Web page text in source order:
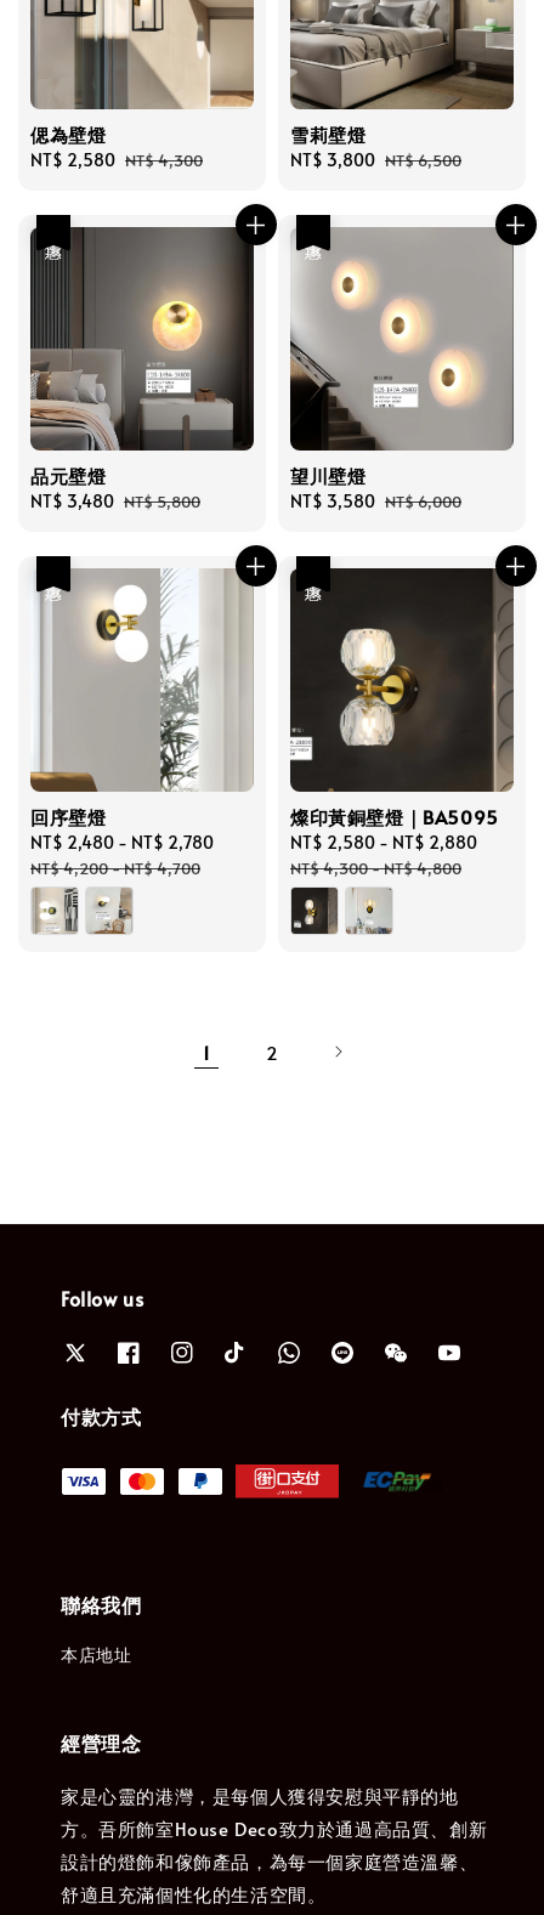
偲為壁燈
Sale
NT$ 2,580 Regular
NT$ 4,300
雪莉壁燈
Sale
NT$ 3,800 Regular
NT$ 6,500
品元壁燈
Sale
NT$ 3,480 Regular
NT$ 5,800
望川壁燈
Sale
NT$ 3,580 Regular
NT$ 6,000
回序壁燈
Sale
price
NT$ 2,480 - NT$ 2,780
NT$ 4,200-NT$ 4,700
燦印黃銅壁燈｜BA5095
Sale
price
NT$ 2,580 - NT$ 2,880
NT$ 4,300-NT$ 4,800
1 2
Follow us
付款方式
聯絡我們
本店地址
經營理念
家是心靈的港灣，是每個人獲得安慰與平靜的地
方。吾所飾室House Deco致力於通過高品質、創新
設計的燈飾和傢飾產品，為每一個家庭營造溫馨、
舒適且充滿個性化的生活空間。